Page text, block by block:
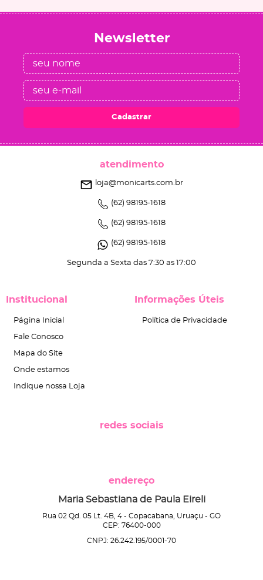
Newsletter
Cadastrar
atendimento
(62) 98195-1618
(62) 98195-1618
(62) 98195-1618
Segunda a Sexta das 7:30 as 17:00
loja@monicarts.com.br
Institucional
Página Inicial
Fale Conosco
Mapa do Site
Onde estamos
Indique nossa Loja
Informações Úteis
Política de Privacidade
redes sociais
endereço
Maria Sebastiana de Paula Eireli
Rua 02 Qd. 05 Lt. 4B, 4 - Copacabana, Uruaçu - GO
CEP: 76400-000
CNPJ: 26.242.195/0001-70